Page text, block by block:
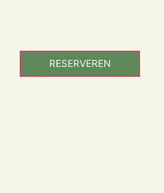
RESERVEREN